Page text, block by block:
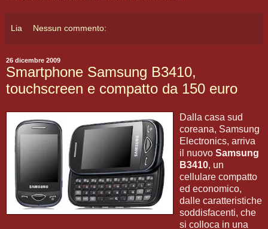
Lia Nessun commento:
26 dicembre 2009
Smartphone Samsung B3410,
touchscreen e compatto da 150 euro
Dalla casa sud
coreana, Samsung
Electronics, arriva
il nuovo Samsung
B3410, un
cellulare compatto
ed economico,
dalle caratteristiche
soddisfacenti, che
si colloca in una